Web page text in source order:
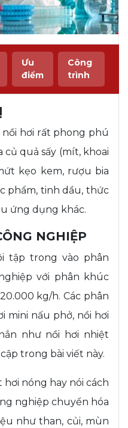
Ưu
điểm
Công
trình
hơi rất phong phú
củ quả sấy (mít, khoai
kẹo kem, rượu bia
phẩm, tinh dầu, thức
ứng dụng khác.
NGHIỆP
tập trong vào phân
với phân khúc
kg/h. Các phân
mini nấu phở, nồi hơi
như nồi hơi nhiệt
trong bài viết này.
hơi nóng hay nói cách
nghiệp chuyển hóa
như than, củi, mùn